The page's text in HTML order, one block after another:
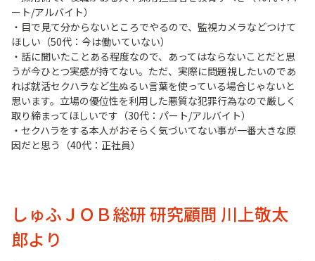
ート/アルバイト）
・目で見て分からないところでやるので、監視カメラなどつけて
ほしい（50代：今は働いていない）
・話に聞いたことある程度なので、あってはならないことだと思
うが今ひとつ実感が持てない。ただ、実際に問題視したいのであ
れば就活セクハラなど生ぬるい言葉を使っている場合じゃないと
思います。立場の優位性を利用した悪質な犯罪行為なので厳しく
取り締まってほしいです（30代：パート/アルバイト）
・セクハラをする本人がおそらく気づいてない事が一番大きな原
因だと思う（40代：正社員）
しゅふＪＯＢ総研 研究顧問 川上敬太
郎より